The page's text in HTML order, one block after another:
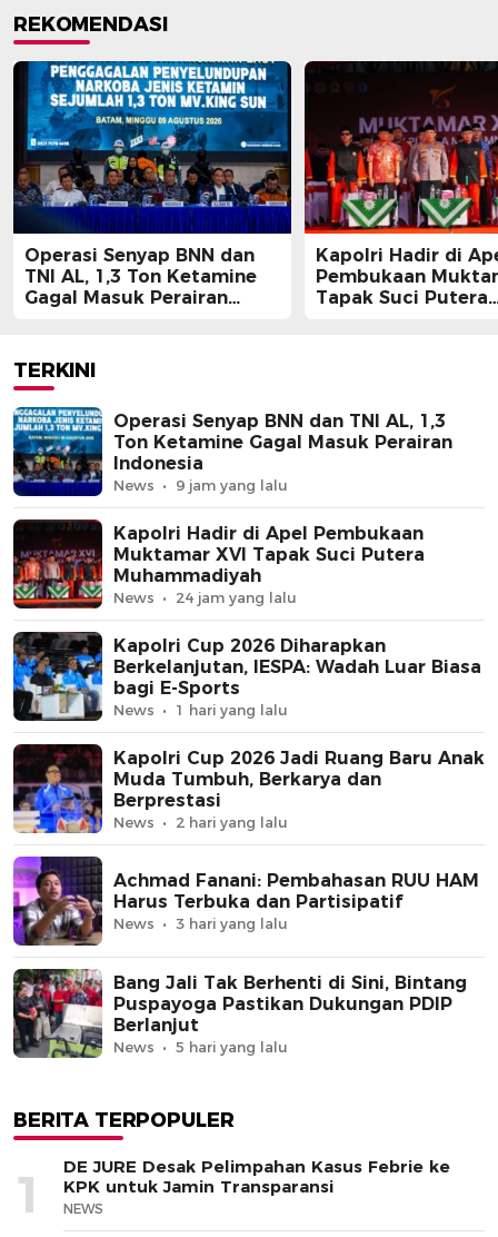
REKOMENDASI
Operasi Senyap BNN dan
TNI AL, 1,3 Ton Ketamine
Gagal Masuk Perairan
Kapolri Hadir di
Pembukaan
Tapak Suci Putera
TERKINI
Operasi Senyap BNN dan TNI AL, 1,3
Ton Ketamine Gagal Masuk Perairan
Indonesia
News 9 jam yang lalu
Kapolri Hadir di Apel Pembukaan
Muktamar XVI Tapak Suci Putera
Muhammadiyah
News 24 jam yang lalu
Kapolri Cup 2026 Diharapkan
Berkelanjutan, IESPA: Wadah Luar Biasa
bagi E-Sports
News 1 hari yang lalu
Kapolri Cup 2026 Jadi Ruang Baru Anak
Muda Tumbuh, Berkarya dan
Berprestasi
News 2 hari yang lalu
Achmad Fanani: Pembahasan RUU HAM
Harus Terbuka dan Partisipatif
News 3 hari yang lalu
Bang Jali Tak Berhenti di Sini, Bintang
Puspayoga Pastikan Dukungan PDIP
Berlanjut
News 5 hari yang lalu
BERITA TERPOPULER
1
DE JURE Desak Pelimpahan Kasus Febrie ke
KPK untuk Jamin Transparansi
NEWS